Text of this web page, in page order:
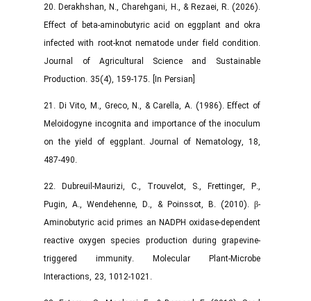
20. Derakhshan, N., Charehgani, H., & Rezaei, R. (2026).
Effect of beta-aminobutyric acid on eggplant and okra
infected with root-knot nematode under field condition.
Journal of Agricultural Science and Sustainable
Production. 35(4), 159-175. [In Persian]
21. Di Vito, M., Greco, N., & Carella, A. (1986). Effect of
Meloidogyne incognita and importance of the inoculum
on the yield of eggplant. Journal of Nematology, 18,
487-490.
22. Dubreuil-Maurizi, C., Trouvelot, S., Frettinger, P.,
Pugin, A., Wendehenne, D., & Poinssot, B. (2010). β-
Aminobutyric acid primes an NADPH oxidase-dependent
reactive oxygen species production during grapevine-
triggered immunity. Molecular Plant-Microbe
Interactions, 23, 1012-1021.